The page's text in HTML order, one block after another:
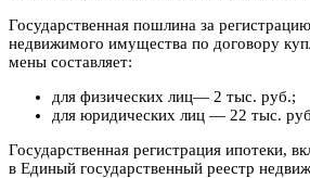
Государственная пошлина за
недвижимого имущества по договору
мены составляет:
для физических лиц— 2 тыс. руб.;
для юридических лиц — 22 тыс.
Государственная регистрация ипотеки,
в Единый государственный реестр